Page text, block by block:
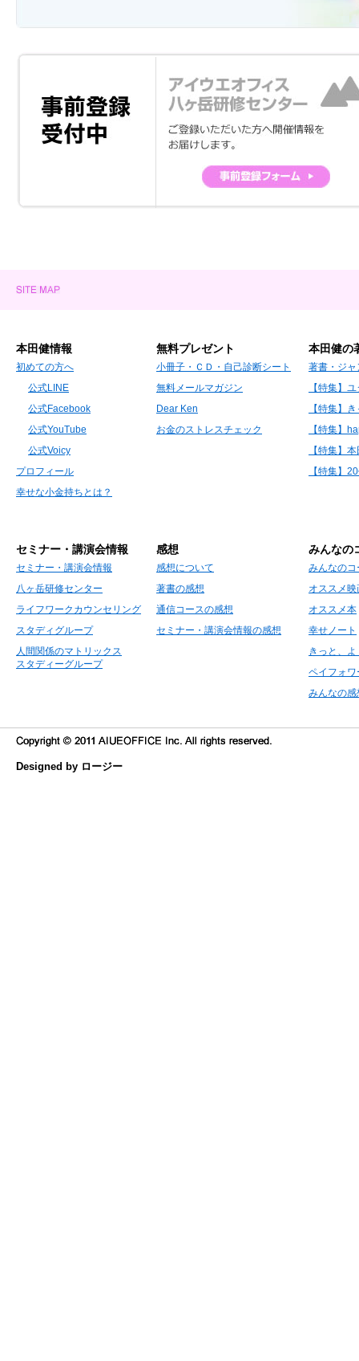
本田健情報
初めての方へ
公式LINE
公式Facebook
公式YouTube
公式Voicy
プロフィール
幸せな小金持ちとは？
無料プレゼント
小冊子・ＣＤ・自己診断シート
無料メールマガジン
Dear Ken
お金のストレスチェック
本田健の
著書・ジャ
【特集】
【特集】
【特集】
【特集】
【特集】
セミナー・講演会情報
セミナー・講演会情報
八ヶ岳研修センター
ライフワークカウンセリング
スタディグループ
人間関係のマトリックス
スタディーグループ
感想
感想について
著書の感想
通信コースの感想
セミナー・講演会情報の感想
みんなの
みんなの
オススメ映
オススメ本
幸せノート
きっと、
ペイフォワ
みんなの感
Designed by ロージー